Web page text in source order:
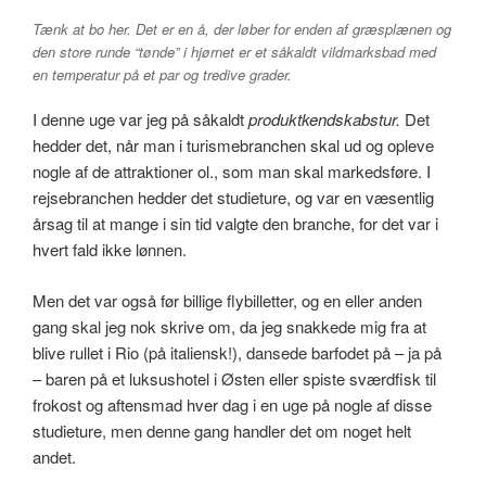
Tænk at bo her. Det er en å, der løber for enden af græsplænen og
den store runde “tønde” i hjørnet er et såkaldt vildmarksbad med
en temperatur på et par og tredive grader.
I denne uge var jeg på såkaldtproduktkendskabstur. Det
hedder det, når man i turismebranchen skal ud og opleve
nogle af de attraktioner ol., som man skal markedsføre. I
rejsebranchen hedder det studieture, og var en væsentlig
årsag til at mange i sin tid valgte den branche, for det var i
hvert fald ikke lønnen.
Men det var også før billige flybilletter, og en eller anden
gang skal jeg nok skrive om, da jeg snakkede mig fra at
blive rullet i Rio (på italiensk!), dansede barfodet på – ja på
– baren på et luksushotel i Østen eller spiste sværdfisk til
frokost og aftensmad hver dag i en uge på nogle af disse
studieture, men denne gang handler det om noget helt
andet.